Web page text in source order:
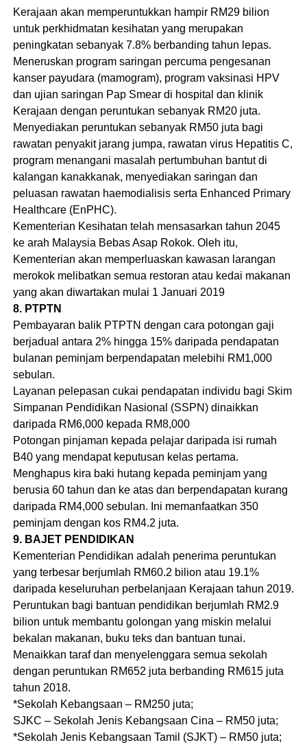
Kerajaan akan memperuntukkan hampir RM29 bilion
untuk perkhidmatan kesihatan yang merupakan
peningkatan sebanyak 7.8% berbanding tahun lepas.
Meneruskan program saringan percuma pengesanan
kanser payudara (mamogram), program vaksinasi HPV
dan ujian saringan Pap Smear di hospital dan klinik
Kerajaan dengan peruntukan sebanyak RM20 juta.
Menyediakan peruntukan sebanyak RM50 juta bagi
rawatan penyakit jarang jumpa, rawatan virus Hepatitis C,
program menangani masalah pertumbuhan bantut di
kalangan kanakkanak, menyediakan saringan dan
peluasan rawatan haemodialisis serta Enhanced Primary
Healthcare (EnPHC).
Kementerian Kesihatan telah mensasarkan tahun 2045
ke arah Malaysia Bebas Asap Rokok. Oleh itu,
Kementerian akan memperluaskan kawasan larangan
merokok melibatkan semua restoran atau kedai makanan
yang akan diwartakan mulai 1 Januari 2019
8. PTPTN
Pembayaran balik PTPTN dengan cara potongan gaji
berjadual antara 2% hingga 15% daripada pendapatan
bulanan peminjam berpendapatan melebihi RM1,000
sebulan.
Layanan pelepasan cukai pendapatan individu bagi Skim
Simpanan Pendidikan Nasional (SSPN) dinaikkan
daripada RM6,000 kepada RM8,000
Potongan pinjaman kepada pelajar daripada isi rumah
B40 yang mendapat keputusan kelas pertama.
Menghapus kira baki hutang kepada peminjam yang
berusia 60 tahun dan ke atas dan berpendapatan kurang
daripada RM4,000 sebulan. Ini memanfaatkan 350
peminjam dengan kos RM4.2 juta.
9. BAJET PENDIDIKAN
Kementerian Pendidikan adalah penerima peruntukan
yang terbesar berjumlah RM60.2 bilion atau 19.1%
daripada keseluruhan perbelanjaan Kerajaan tahun 2019.
Peruntukan bagi bantuan pendidikan berjumlah RM2.9
bilion untuk membantu golongan yang miskin melalui
bekalan makanan, buku teks dan bantuan tunai.
Menaikkan taraf dan menyelenggara semua sekolah
dengan peruntukan RM652 juta berbanding RM615 juta
tahun 2018.
*Sekolah Kebangsaan – RM250 juta;
SJKC – Sekolah Jenis Kebangsaan Cina – RM50 juta;
*Sekolah Jenis Kebangsaan Tamil (SJKT) – RM50 juta;